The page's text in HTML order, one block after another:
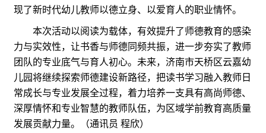
现了新时代幼儿教师以德立身、以爱育人的职业情怀。
本次活动以阅读为载体，有效提升了师德教育的感染
力与实效性，让书香与师德同频共振，进一步夯实了教师
团队的专业底气与育人初心。未来，济南市天桥区云嘉幼
儿园将继续探索师德建设新路径，把读书学习融入教师日
常成长与专业发展全过程，着力培养一支具有高尚师德、
深厚情怀和专业智慧的教师队伍，为区域学前教育高质量
发展贡献力量。（通讯员 程欣）